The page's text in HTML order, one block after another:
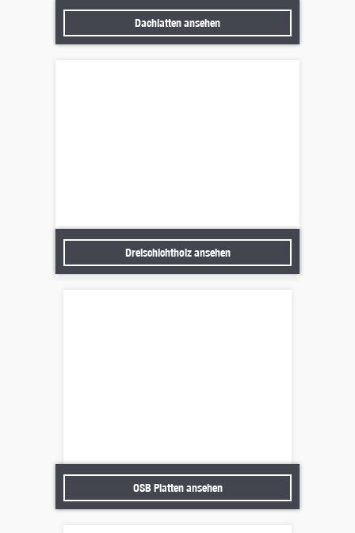
Dachlatten ansehen
Dachlatten ansehen
Dreischichtholz ansehen
Dreischichtholz ansehen
OSB Platten ansehen
OSB Platten ansehen